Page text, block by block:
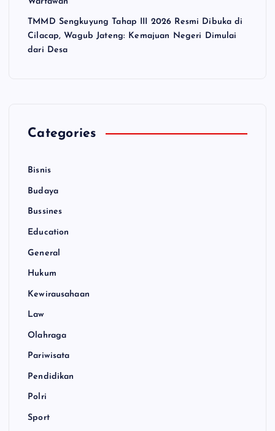
TMMD Sengkuyung Tahap III 2026 Resmi Dibuka di
Cilacap, Wagub Jateng: Kemajuan Negeri Dimulai
dari Desa
Categories
Bisnis
Budaya
Bussines
Education
General
Hukum
Kewirausahaan
Law
Olahraga
Pariwisata
Pendidikan
Polri
Sport